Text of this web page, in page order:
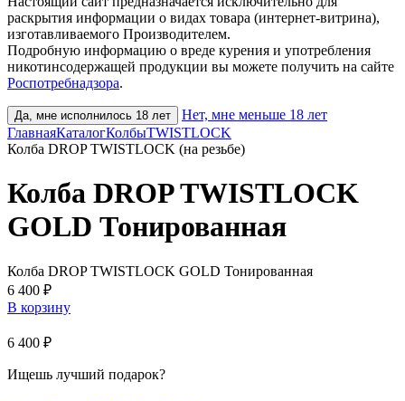
раскрытия информации о видах товара (интернет-витрина),
изготавливаемого Производителем.
Подробную информацию о вреде курения и употребления
никотинсодержащей продукции вы можете получить на сайте
Роспотребнадзора.
Да, мне исполнилось 18 лет
Нет, мне меньше 18 лет
ГлавнаяКаталогКолбыTWISTLOCK
Колба DROP TWISTLOCK (на резьбе)
Колба DROP TWISTLOCK
GOLD Тонированная
Колба DROP TWISTLOCK GOLD Тонированная
6 400 ₽
В корзину
6 400 ₽
Ищешь лучший подарок?